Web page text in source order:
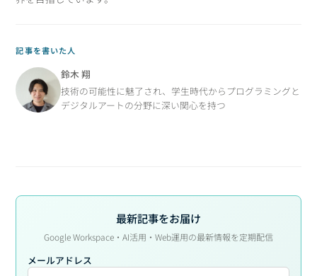
記事を書いた人
鈴木 翔
技術の可能性に魅了され、学生時代からプログラミングと
デジタルアートの分野に深い関心を持つ
最新記事をお届け
Google Workspace・AI活用・Web運用の最新情報を定期配信
メールアドレス